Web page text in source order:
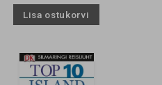
Lisa ostukorvi